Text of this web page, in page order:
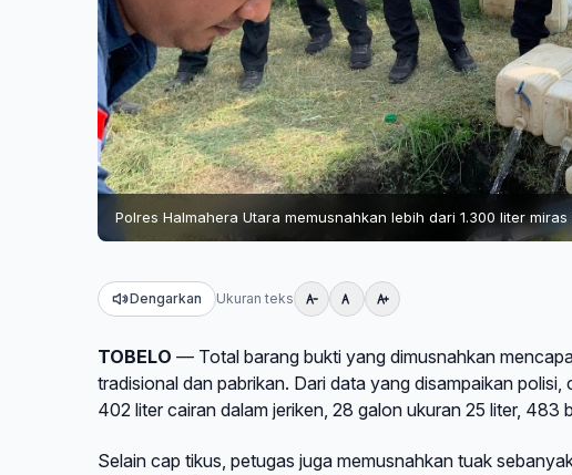
Polres Halmahera Utara memusnahkan lebih dari 1.300 liter miras
Dengarkan Ukuran teks
TOBELO — Total barang bukti yang dimusnahkan
tradisional dan pabrikan. Dari data yang disampaikan
402 liter cairan dalam jeriken, 28 galon ukuran 25 liter,
Selain cap tikus, petugas juga memusnahkan tuak